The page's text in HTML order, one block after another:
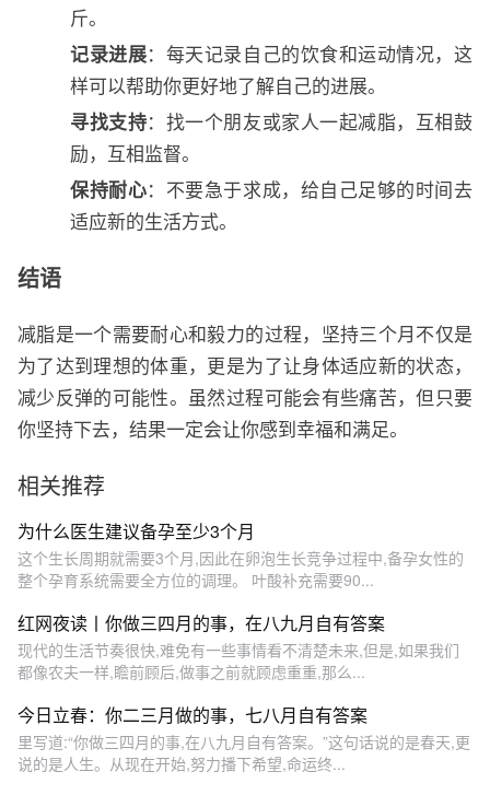
斤。
记录进展：每天记录自己的饮食和运动情况，这
样可以帮助你更好地了解自己的进展。
寻找支持：找一个朋友或家人一起减脂，互相鼓
励，互相监督。
保持耐心：不要急于求成，给自己足够的时间去
适应新的生活方式。
结语
减脂是一个需要耐心和毅力的过程，坚持三个月不仅是
为了达到理想的体重，更是为了让身体适应新的状态，
减少反弹的可能性。虽然过程可能会有些痛苦，但只要
你坚持下去，结果一定会让你感到幸福和满足。
相关推荐
为什么医生建议备孕至少3个月
这个生长周期就需要3个月,因此在卵泡生长竞争过程中,备孕女性的
整个孕育系统需要全方位的调理。 叶酸补充需要90...
红网夜读丨你做三四月的事，在八九月自有答案
现代的生活节奏很快,难免有一些事情看不清楚未来,但是,如果我们
都像农夫一样,瞻前顾后,做事之前就顾虑重重,那么...
今日立春：你二三月做的事，七八月自有答案
里写道:“你做三四月的事,在八九月自有答案。”这句话说的是春天,更
说的是人生。从现在开始,努力播下希望,命运终...